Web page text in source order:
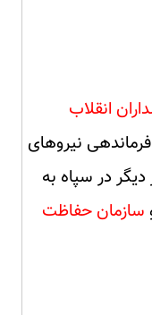
انقلاب
نیروهای
دیگر در سپاه به
سازمان حفاظت